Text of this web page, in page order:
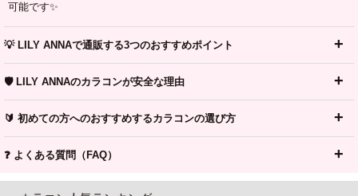
可能です✨
💡 LILY ANNAで通販する3つのおすすめポイント
🛡️ LILY ANNAのカラコンが安全な理由
🔰 初めての方へのおすすめするカラコンの選び方
❓ よくある質問（FAQ）